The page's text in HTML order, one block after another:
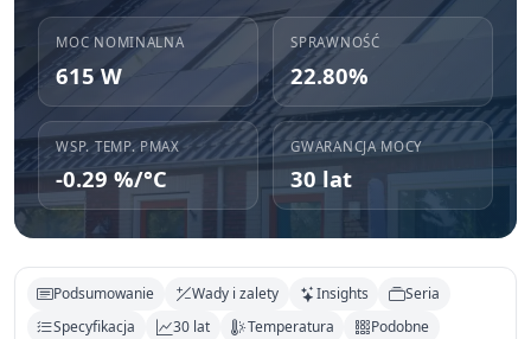
MOC NOMINALNA
615 W
SPRAWNOŚĆ
22.80%
WSP. TEMP. PMAX
-0.29 %/°C
GWARANCJA MOCY
30 lat
Podsumowanie Wady i zalety Insights
Seria
Specyfikacja
30 lat Temperatura
Podobne